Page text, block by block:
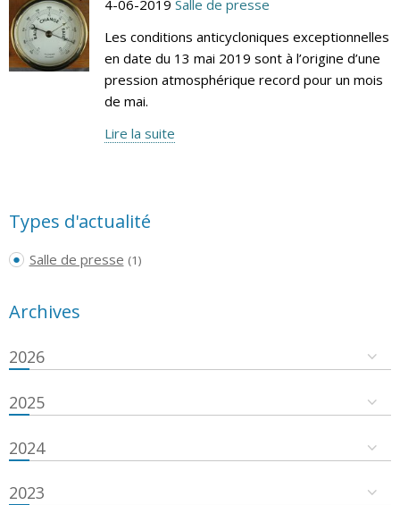
4-06-2019 Salle de presse
Les conditions anticycloniques exceptionnelles
en date du 13 mai 2019 sont à l’origine d’une
pression atmosphérique record pour un mois
de mai.
Lire la suite
Types d'actualité
Salle de presse (1)
Archives
2026
2025
2024
2023